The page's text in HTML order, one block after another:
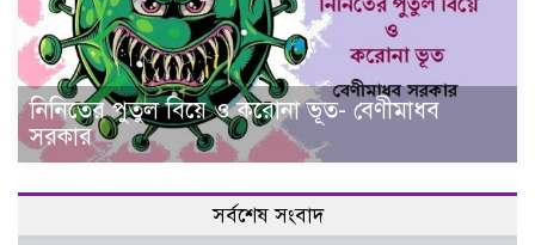
নিনিতের পুতুল বিয়ে ও করোনা ভূত- বেণীমাধব
সরকার
সর্বশেষ সংবাদ